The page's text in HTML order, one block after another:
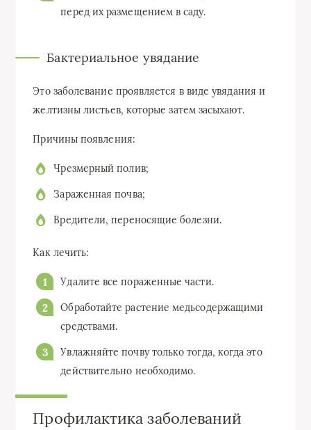
перед их размещением в саду.
Бактериальное увядание
Это заболевание проявляется в виде увядания и
желтизны листьев, которые затем засыхают.
Причины появления:
Чрезмерный полив;
Зараженная почва;
Вредители, переносящие болезни.
Как лечить:
Удалите все пораженные части.
Обработайте растение медьсодержащими
средствами.
Увлажняйте почву только тогда, когда это
действительно необходимо.
Профилактика заболеваний